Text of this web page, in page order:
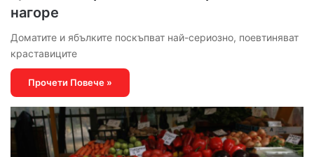
нагоре
Доматите и ябълките поскъпват най-сериозно, поевтиняват
краставиците
Прочети Повече »